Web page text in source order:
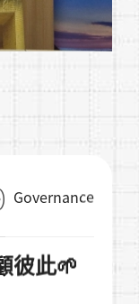
Governance
彼此🌱